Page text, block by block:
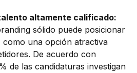
altamente calificado:
sólido puede posicionar
como una opción atractiva
De acuerdo con
de las candidaturas investigan